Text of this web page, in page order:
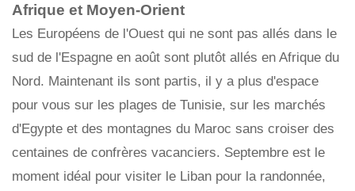
Afrique et Moyen-Orient
Les Européens de l'Ouest qui ne sont pas allés dans le
sud de l'Espagne en août sont plutôt allés en Afrique du
Nord. Maintenant ils sont partis, il y a plus d'espace
pour vous sur les plages de Tunisie, sur les marchés
d'Egypte et des montagnes du Maroc sans croiser des
centaines de confrères vacanciers. Septembre est le
moment idéal pour visiter le Liban pour la randonnée,